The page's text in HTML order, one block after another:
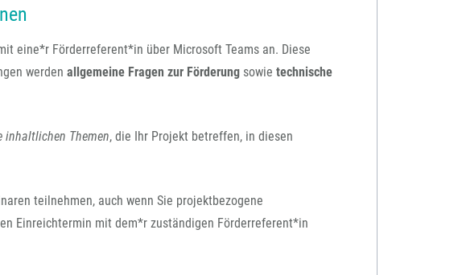
eine*r Förderreferent*in über Microsoft Teams an. Diese
werden allgemeine Fragen zur Förderung sowie technische
inhaltlichen Themen, die Ihr Projekt betreffen, in diesen
teilnehmen, auch wenn Sie projektbezogene
Einreichtermin mit dem*r zuständigen Förderreferent*in